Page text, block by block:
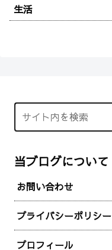
生活
当ブログについて
お問い合わせ
プライバシーポリシー
プロフィール